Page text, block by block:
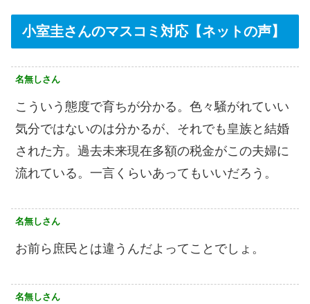
小室圭さんのマスコミ対応【ネットの声】
名無しさん
こういう態度で育ちが分かる。色々騒がれていい
気分ではないのは分かるが、それでも皇族と結婚
された方。過去未来現在多額の税金がこの夫婦に
流れている。一言くらいあってもいいだろう。
名無しさん
お前ら庶民とは違うんだよってことでしょ。
名無しさん